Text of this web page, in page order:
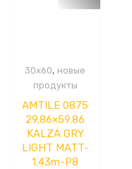
30x60, новые
продукты
AMTILE 0875
29.86×59.86
KALZA GRY
LIGHT MATT-
1.43m-P8